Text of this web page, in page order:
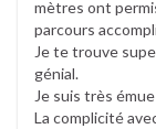
mètres ont
parcours
Je te trouve
génial.
Je suis très
La complicité